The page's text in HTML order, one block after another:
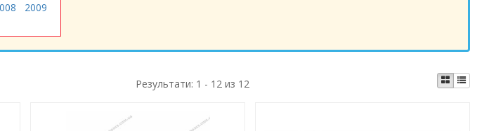
2009
Результати: 1 - 12 из 12